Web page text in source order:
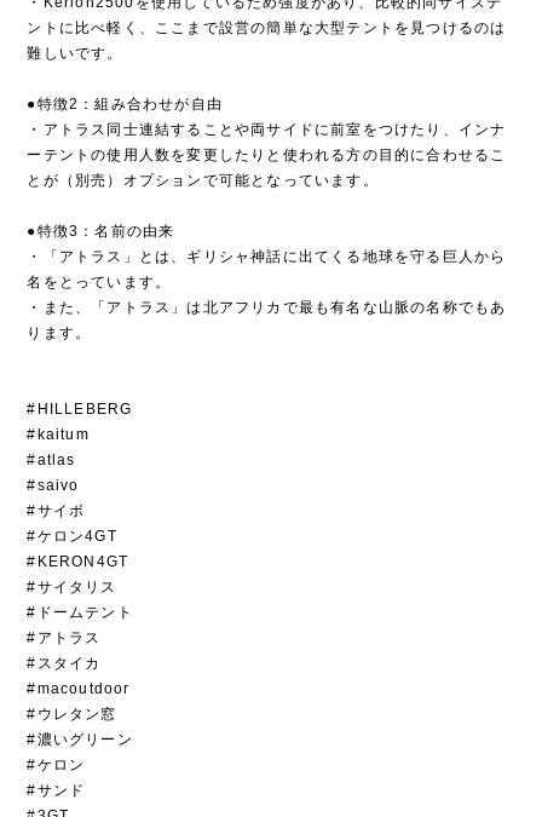
ントに比べ軽く、ここまで設営の簡単な大型テントを見つけるのは
難しいです。
●特徴2：組み合わせが自由
・アトラス同士連結することや両サイドに前室をつけたり、インナ
ーテントの使用人数を変更したりと使われる方の目的に合わせるこ
とが（別売）オプションで可能となっています。
●特徴3：名前の由来
・「アトラス」とは、ギリシャ神話に出てくる地球を守る巨人から
名をとっています。
・また、「アトラス」は北アフリカで最も有名な山脈の名称でもあ
ります。
#HILLEBERG
#kaitum
#atlas
#saivo
#サイボ
#ケロン4GT
#KERON4GT
#サイタリス
#ドームテント
#アトラス
#スタイカ
#macoutdoor
#ウレタン窓
#濃いグリーン
#ケロン
#サンド